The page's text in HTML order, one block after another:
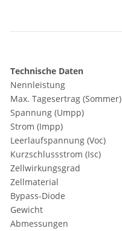
Technische Daten
Nennleistung
Max. Tagesertrag (Sommer)
Spannung (Umpp)
Strom (Impp)
Leerlaufspannung (Voc)
Kurzschlussstrom (Isc)
Zellwirkungsgrad
Zellmaterial
Bypass-Diode
Gewicht
Abmessungen